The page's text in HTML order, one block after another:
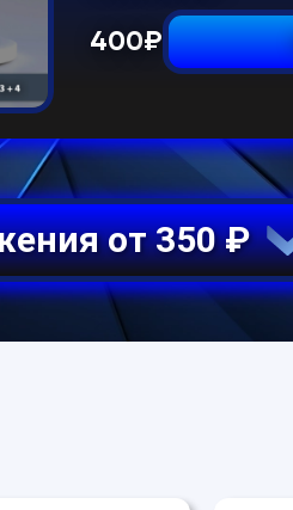
400₽
Все предложения от 350 ₽